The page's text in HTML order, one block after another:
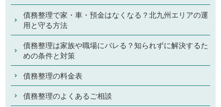
債務整理で家・車・預金はなくなる？北九州エリアの運
用と守る方法
債務整理は家族や職場にバレる？知られずに解決するた
めの条件と対策
債務整理の料金表
債務整理のよくあるご相談